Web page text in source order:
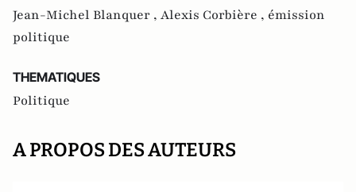
Jean-Michel Blanquer , Alexis Corbière , émission
politique
THEMATIQUES
Politique
A PROPOS DES AUTEURS